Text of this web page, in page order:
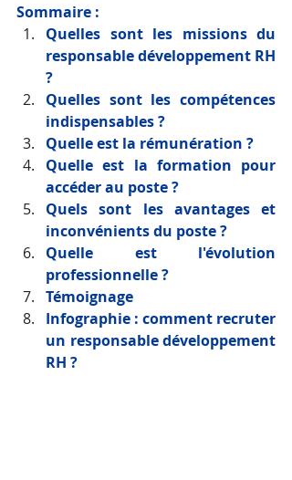
Sommaire :
Quelles sont les missions du
responsable développement RH
?
Quelles sont les compétences
indispensables ?
Quelle est la rémunération ?
Quelle est la formation pour
accéder au poste ?
Quels sont les avantages et
inconvénients du poste ?
Quelle est l'évolution
professionnelle ?
Témoignage
Infographie : comment recruter
un responsable développement
RH ?